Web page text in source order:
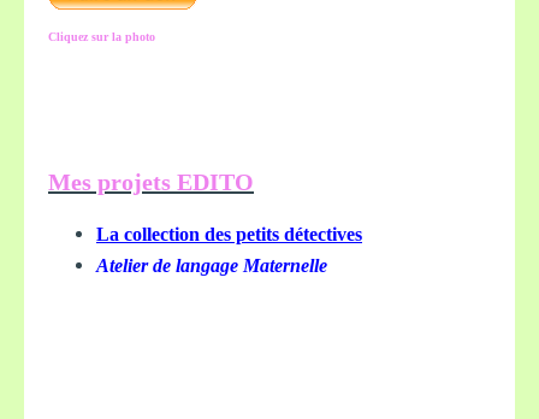
Cliquez sur la photo
Mes projets EDITO
La collection des petits détectives
Atelier de langage Maternelle